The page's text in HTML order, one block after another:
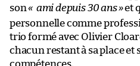
son« ami depuis 30 ans»et
personnelle comme
trio formé avec Olivier
chacun restant à sa place et
compétences.